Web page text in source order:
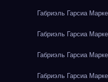
Габриэль Гарсиа
Габриэль Гарсиа
Габриэль Гарсиа
Габриэль Гарсиа